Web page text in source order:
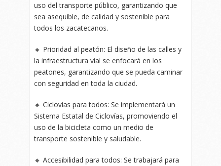
uso del transporte público, garantizando que
sea asequible, de calidad y sostenible para
todos los zacatecanos.
🔸 Prioridad al peatón: El diseño de las calles y
la infraestructura vial se enfocará en los
peatones, garantizando que se pueda caminar
con seguridad en toda la ciudad.
🔸 Ciclovías para todos: Se implementará un
Sistema Estatal de Ciclovías, promoviendo el
uso de la bicicleta como un medio de
transporte sostenible y saludable.
🔸 Accesibilidad para todos: Se trabajará para